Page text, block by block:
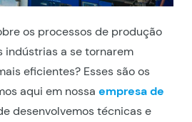
os processos de produção
indústrias a se tornarem
eficientes? Esses são os
aqui em nossa empresa de
desenvolvemos técnicas e